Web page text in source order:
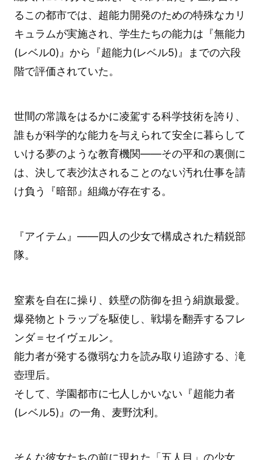
るこの都市では、超能力開発のための特殊なカリ
キュラムが実施され、学生たちの能力は『無能力
(レベル0)』から『超能力(レベル5)』までの六段
階で評価されていた。
世間の常識をはるかに凌駕する科学技術を誇り、
誰もが科学的な能力を与えられて安全に暮らして
いける夢のような教育機関――その平和の裏側に
は、決して表沙汰されることのない汚れ仕事を請
け負う『暗部』組織が存在する。
『アイテム』――四人の少女で構成された精鋭部
隊。
窒素を自在に操り、鉄壁の防御を担う絹旗最愛。
爆発物とトラップを駆使し、戦場を翻弄するフレ
ンダ＝セイヴェルン。
能力者が発する微弱な力を読み取り追跡する、滝
壺理后。
そして、学園都市に七人しかいない『超能力者
(レベル5)』の一角、麦野沈利。
そんな彼女たちの前に現れた「五人目」の少女。